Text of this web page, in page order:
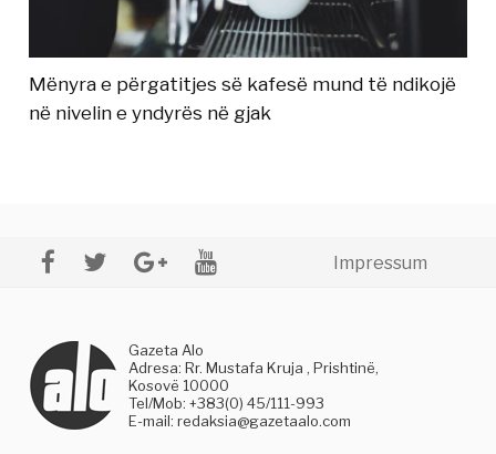
Mënyra e përgatitjes së kafesë mund të ndikojë
në nivelin e yndyrës në gjak
Impressum
Gazeta Alo
Adresa: Rr. Mustafa Kruja , Prishtinë,
Kosovë 10000
Tel/Mob: +383(0) 45/111-993
E-mail:redaksia@gazetaalo.com